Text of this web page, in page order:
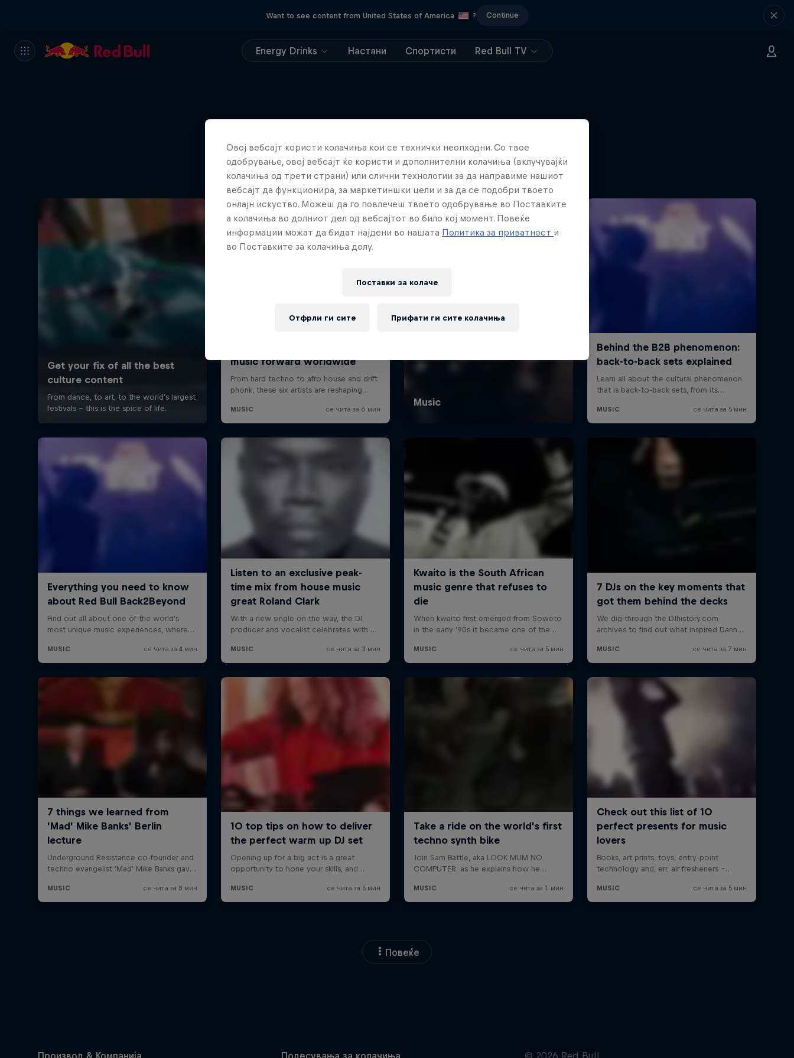
Want to see content from United States of America ? Continue
Energy Drinks Настани Спортисти Red Bull TV
Повеќе слична содржина
Повеќе
Овој вебсајт користи колачиња кои се технички неопходни. Со твое
одобрување, овој вебсајт ќе користи и дополнителни колачиња (вклучувајќи
колачиња од трети страни) или слични технологии за да направиме нашиот
вебсајт да функционира, за маркетиншки цели и за да се подобри твоето
онлајн искуство. Можеш да го повлечеш твоето одобрување во Поставките
а колачиња во долниот дел од вебсајтот во било кој момент. Повеќе
информации можат да бидат најдени во нашата Политика за приватност и
во Поставките за колачиња долу.
Поставки за колачe
Отфрли ги сите Прифати ги сите колачиња